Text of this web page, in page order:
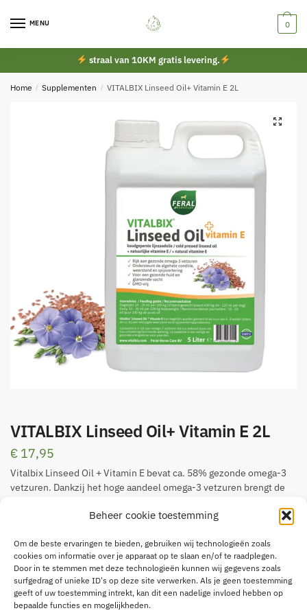
Beheer cookie toestemming
Om de beste ervaringen te bieden, gebruiken wij technologieën zoals
cookies om informatie over je apparaat op te slaan en/of te raadplegen.
Door in te stemmen met deze technologieën kunnen wij gegevens zoals
surfgedrag of unieke ID's op deze site verwerken. Als je geen toestemming
geeft of uw toestemming intrekt, kan dit een nadelige invloed hebben op
bepaalde functies en mogelijkheden.
MENU 0
straal van 10KM gratis levering.
Home / Supplementen / VITALBIX Linseed Oil+ Vitamin E 2L
VITALBIX Linseed Oil+ Vitamin E 2L
€ 17,95
Vitalbix Linseed Oil + Vitamin E bevat ca. 58% gezonde omega-3
vetzuren. Dankzij het hoge aandeel omega-3 vetzuren brengt de
ervoor dat de natuurlijke vitamine E optimaal door het lichaam
de lijnzaadolie optimaal behouden blijft.
Bevat 2l!
3 op voorraad